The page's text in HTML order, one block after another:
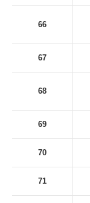
66
67
68
69
70
71